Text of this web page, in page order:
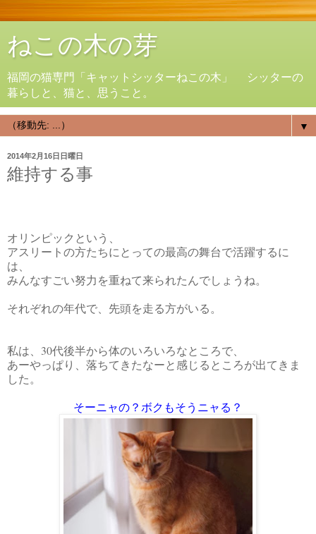
ねこの木の芽
福岡の猫専門「キャットシッターねこの木」 シッターの
暮らしと、猫と、思うこと。
▼
2014年2月16日日曜日
維持する事
オリンピックという、
アスリートの方たちにとっての最高の舞台で活躍するに
は、
みんなすごい努力を重ねて来られたんでしょうね。
それぞれの年代で、先頭を走る方がいる。
私は、30代後半から体のいろいろなところで、
あーやっぱり、落ちてきたなーと感じるところが出てきま
した。
そーニャの？ボクもそうニャる？